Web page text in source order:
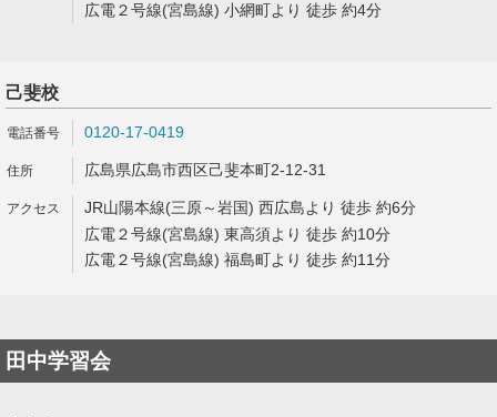
広電２号線(宮島線) 小網町より 徒歩 約4分
己斐校
0120-17-0419
広島県広島市西区己斐本町2-12-31
JR山陽本線(三原～岩国) 西広島より 徒歩 約6分
広電２号線(宮島線) 東高須より 徒歩 約10分
広電２号線(宮島線) 福島町より 徒歩 約11分
田中学習会